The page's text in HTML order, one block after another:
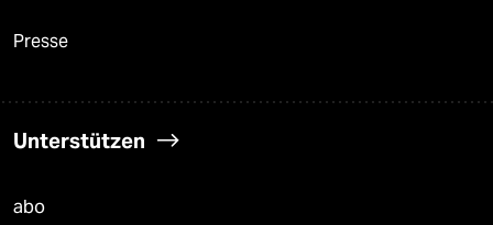
Presse
Unterstützen
abo